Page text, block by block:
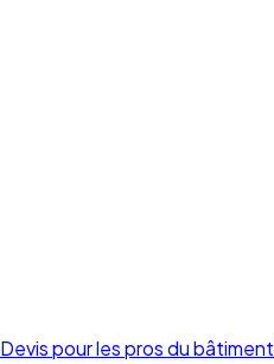
Devis pour les pros du bâtiment